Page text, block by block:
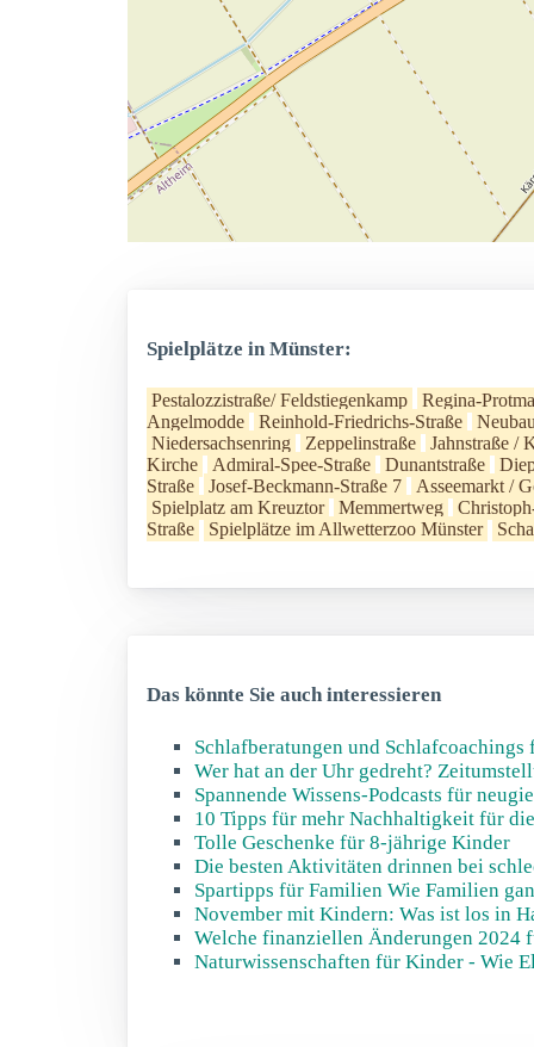
Spielplätze in Münster:
Pestalozzistraße/ Feldstiegenkamp
Regina-
Angelmodde
Reinhold-Friedrichs-Straße
Niedersachsenring
Zeppelinstraße
Jahnstraße /
Kirche
Admiral-Spee-Straße Dunantstraße
Straße
Josef-Beckmann-Straße 7
Asseemarkt /
Spielplatz am Kreuztor
Memmertweg
Straße
Spielplätze im Allwetterzoo Münster
Das könnte Sie auch interessieren
Schlafberatungen und Schlafcoachings
Wer hat an der Uhr gedreht?
Spannende Wissens-Podcasts für
10 Tipps für mehr Nachhaltigkeit für
Tolle Geschenke für 8-jährige Kinder
Die besten Aktivitäten drinnen bei
Spartipps für Familien Wie Familien
November mit Kindern: Was ist los in
Welche finanziellen Änderungen 2024
Naturwissenschaften für Kinder - Wie